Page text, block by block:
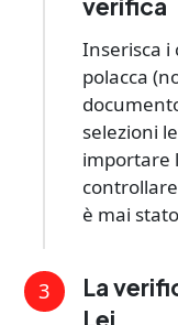
verifica
Inserisca i
polacca
selezioni
importare
è mai
3
La
Lei